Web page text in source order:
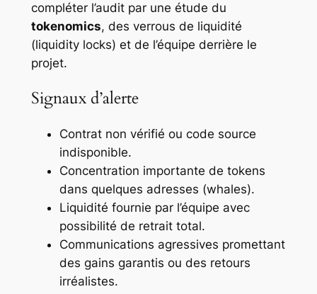
compléter l’audit par une étude du
tokenomics, des verrous de liquidité
(liquidity locks) et de l’équipe derrière le
projet.
Signaux d’alerte
Contrat non vérifié ou code source
indisponible.
Concentration importante de tokens
dans quelques adresses (whales).
Liquidité fournie par l’équipe avec
possibilité de retrait total.
Communications agressives promettant
des gains garantis ou des retours
irréalistes.